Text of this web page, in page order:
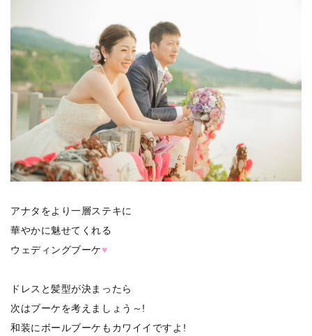
アナタをより一層ステキに
華やかに魅せてくれる
ウェディングブーケ♥
ドレスと髪型が決まったら
次はブーケを考えましょう～!
和装にボールブーケもカワイイですよ!